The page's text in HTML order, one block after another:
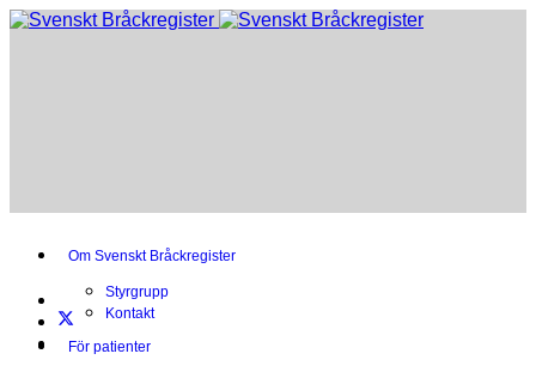
Om Svenskt Bråckregister
Styrgrupp
Kontakt
För patienter